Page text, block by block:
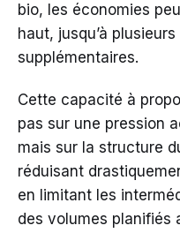
bio, les économies
haut, jusqu’à
supplémentaires.
Cette capacité à
pas sur une pression
mais sur la structure
réduisant
en limitant les
des volumes planifiés